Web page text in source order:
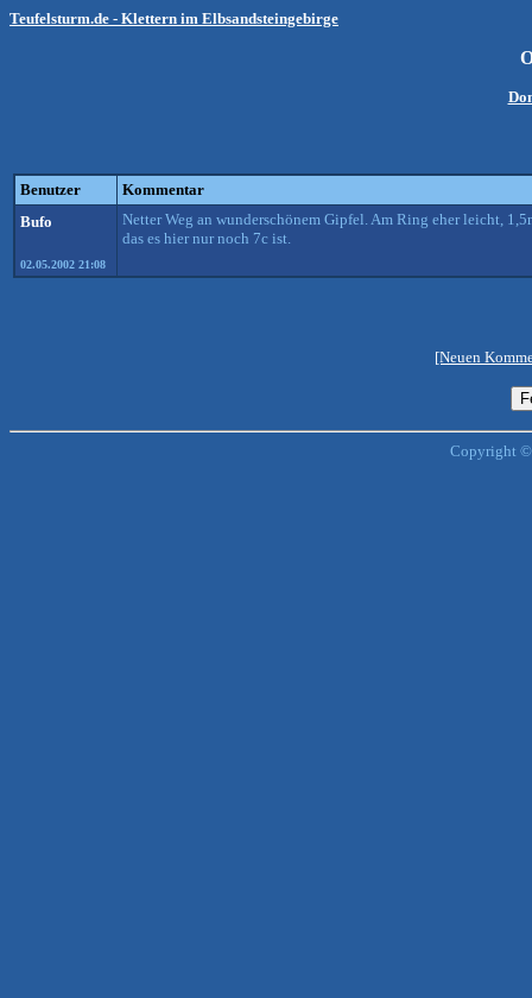
Teufelsturm.de - Klettern im Elbsandsteingebirge
Benutzer
Kommentar
Bufo
02.05.2002 21:08
Netter Weg an wunderschönem Gipfel. Am Ring eher leicht,
das es hier nur noch 7c ist.
[Neuen
Copyright ©